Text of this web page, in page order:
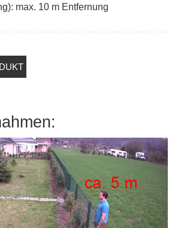
max. 10 m Entfernung